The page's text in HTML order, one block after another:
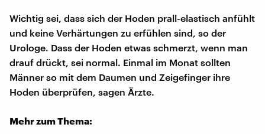
Wichtig sei, dass sich der Hoden prall-elastisch anfühlt
und keine Verhärtungen zu erfühlen sind, so der
Urologe. Dass der Hoden etwas schmerzt, wenn man
drauf drückt, sei normal. Einmal im Monat sollten
Männer so mit dem Daumen und Zeigefinger ihre
Hoden überprüfen, sagen Ärzte.
Mehr zum Thema: